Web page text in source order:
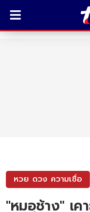
หวย ดวง ความเชื่อ
"หมอช้าง" เค